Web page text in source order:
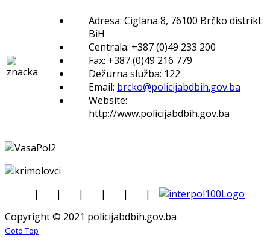
Adresa: Ciglana 8, 76100 Brčko distrikt
BiH
Centrala: +387 (0)49 233 200
Fax: +387 (0)49 216 779
Dežurna služba: 122
Email: brcko@policijabdbih.gov.ba
Website:
http://www.policijabdbih.gov.ba
| | | | |
|
Copyright © 2021 policijabdbih.gov.ba
Goto Top